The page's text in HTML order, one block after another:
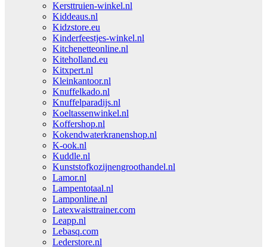
Kersttruien-winkel.nl
Kiddeaus.nl
Kidzstore.eu
Kinderfeestjes-winkel.nl
Kitchenetteonline.nl
Kiteholland.eu
Kitxpert.nl
Kleinkantoor.nl
Knuffelkado.nl
Knuffelparadijs.nl
Koeltassenwinkel.nl
Koffershop.nl
Kokendwaterkranenshop.nl
K-ook.nl
Kuddle.nl
Kunststofkozijnengroothandel.nl
Lamor.nl
Lampentotaal.nl
Lamponline.nl
Latexwaisttrainer.com
Leapp.nl
Lebasq.com
Lederstore.nl